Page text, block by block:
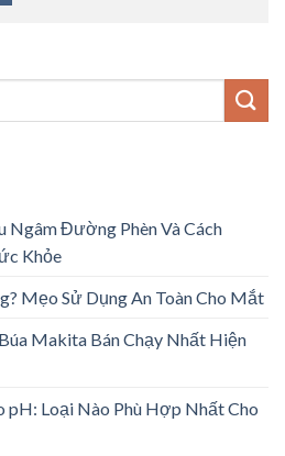
Ngâm Đường Phèn Và Cách
Khỏe
Mẹo Sử Dụng An Toàn Cho Mắt
Makita Bán Chạy Nhất Hiện
pH: Loại Nào Phù Hợp Nhất Cho